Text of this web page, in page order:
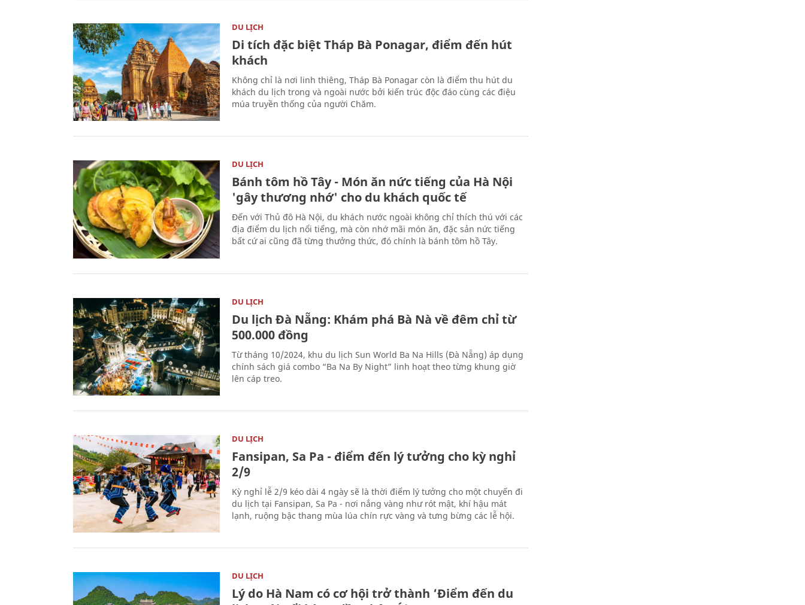
DU LỊCH
Di tích đặc biệt Tháp Bà Ponagar, điểm đến hút
khách
Không chỉ là nơi linh thiêng, Tháp Bà Ponagar còn là điểm thu hút du
khách du lịch trong và ngoài nước bởi kiến trúc độc đáo cùng các điệu
múa truyền thống của người Chăm.
DU LỊCH
Bánh tôm hồ Tây - Món ăn nức tiếng của Hà Nội
'gây thương nhớ' cho du khách quốc tế
Đến với Thủ đô Hà Nội, du khách nước ngoài không chỉ thích thú với các
địa điểm du lịch nổi tiếng, mà còn nhớ mãi món ăn, đặc sản nức tiếng
bất cứ ai cũng đã từng thưởng thức, đó chính là bánh tôm hồ Tây.
DU LỊCH
Du lịch Đà Nẵng: Khám phá Bà Nà về đêm chỉ từ
500.000 đồng
Từ tháng 10/2024, khu du lịch Sun World Ba Na Hills (Đà Nẵng) áp dụng
chính sách giá combo “Ba Na By Night” linh hoạt theo từng khung giờ
lên cáp treo.
DU LỊCH
Fansipan, Sa Pa - điểm đến lý tưởng cho kỳ nghỉ
2/9
Kỳ nghỉ lễ 2/9 kéo dài 4 ngày sẽ là thời điểm lý tưởng cho một chuyến đi
du lịch tại Fansipan, Sa Pa - nơi nắng vàng như rót mật, khí hậu mát
lạnh, ruộng bậc thang mùa lúa chín rực vàng và tưng bừng các lễ hội.
DU LỊCH
Lý do Hà Nam có cơ hội trở thành ‘Điểm đến du